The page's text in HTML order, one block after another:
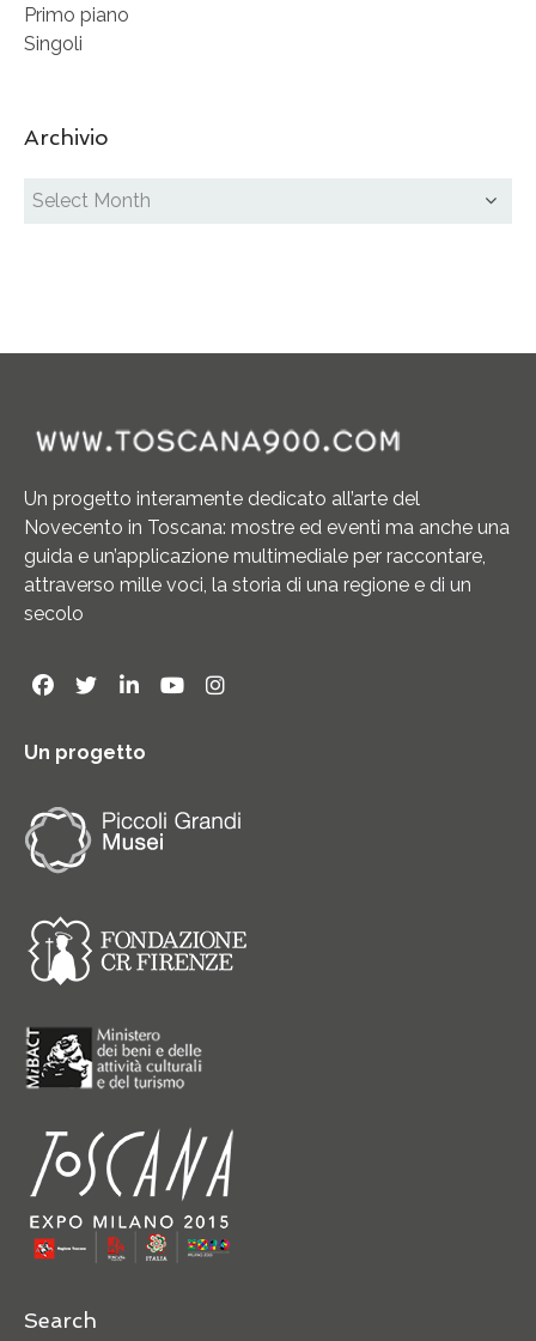
Primo piano
Singoli
Archivio
Un progetto interamente dedicato all’arte del
Novecento in Toscana: mostre ed eventi ma anche una
guida e un’applicazione multimediale per raccontare,
attraverso mille voci, la storia di una regione e di un
secolo
Un progetto
Search